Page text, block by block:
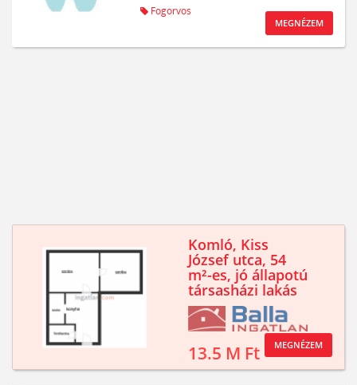
Fogorvos
MEGNÉZEM
Komló, Kiss
József utca, 54
m²-es, jó állapotú
társasházi lakás
13.5 M Ft MEGNÉZEM